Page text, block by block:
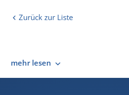
Zurück zur Liste
mehr lesen